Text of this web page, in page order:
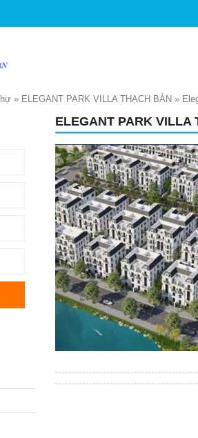
» ELEGANT PARK VILLA THẠCH BÀN »
ELEGANT PARK VILLA